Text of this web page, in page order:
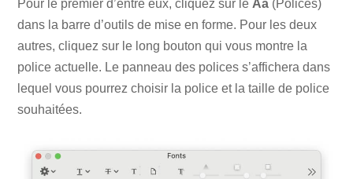
Pour le premier d’entre eux, cliquez sur le Aa (Polices)
dans la barre d’outils de mise en forme. Pour les deux
autres, cliquez sur le long bouton qui vous montre la
police actuelle. Le panneau des polices s’affichera dans
lequel vous pourrez choisir la police et la taille de police
souhaitées.